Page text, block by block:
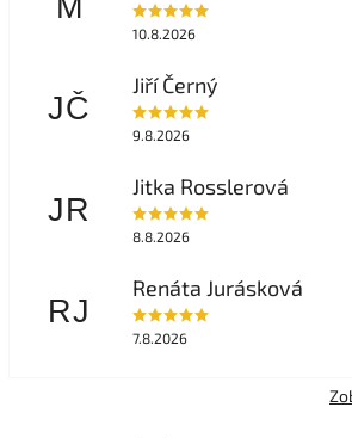
10.8.2026
JČ
Jiří Černý
9.8.2026
JR
Jitka Rosslerová
8.8.2026
RJ
Renáta Jurásková
7.8.2026